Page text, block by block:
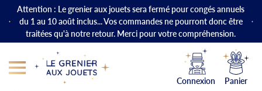
Attention : Le grenier aux jouets sera fermé pour congés annuels
du 1 au 10 août inclus... Vos commandes ne pourront donc être
traitées qu'à notre retour. Merci pour votre compréhension.
Connexion Panier